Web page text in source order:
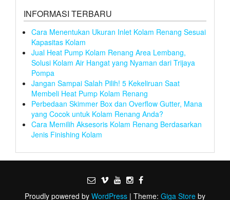
INFORMASI TERBARU
Cara Menentukan Ukuran Inlet Kolam Renang Sesuai
Kapasitas Kolam
Jual Heat Pump Kolam Renang Area Lembang,
Solusi Kolam Air Hangat yang Nyaman dari Trijaya
Pompa
Jangan Sampai Salah Pilih! 5 Kekeliruan Saat
Membeli Heat Pump Kolam Renang
Perbedaan Skimmer Box dan Overflow Gutter, Mana
yang Cocok untuk Kolam Renang Anda?
Cara Memilih Aksesoris Kolam Renang Berdasarkan
Jenis Finishing Kolam
Proudly powered by WordPress | Theme: Giga Store by